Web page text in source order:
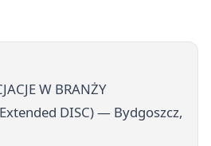
W BRANŻY
DISC) — Bydgoszcz,